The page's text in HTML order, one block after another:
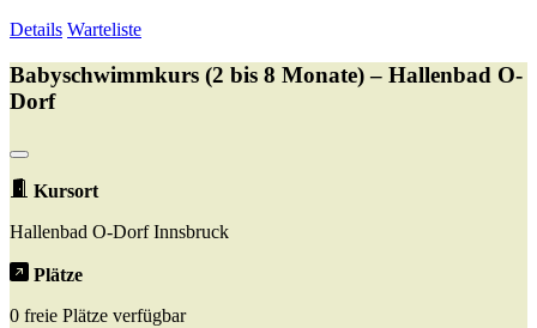
Details Warteliste
Babyschwimmkurs (2 bis 8 Monate) – Hallenbad O-
Dorf
Kursort
Hallenbad O-Dorf Innsbruck
Plätze
0 freie Plätze verfügbar